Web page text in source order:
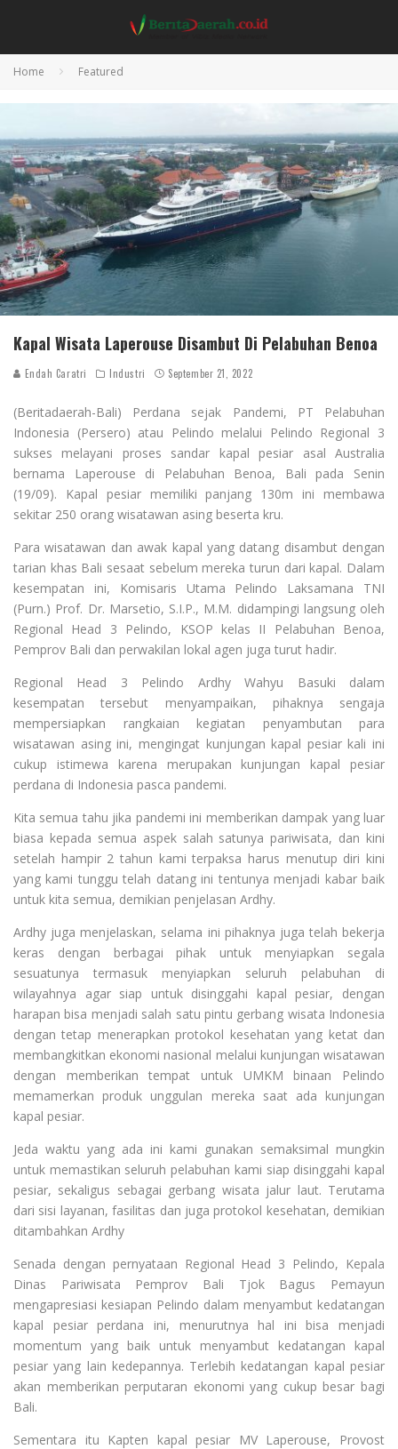
Home Featured
Kapal Wisata Laperouse Disambut Di Pelabuhan Benoa
Endah Caratri Industri September 21, 2022
(Beritadaerah-Bali) Perdana sejak Pandemi, PT Pelabuhan
Indonesia (Persero) atau Pelindo melalui Pelindo Regional 3
sukses melayani proses sandar kapal pesiar asal Australia
bernama Laperouse di Pelabuhan Benoa, Bali pada Senin
(19/09). Kapal pesiar memiliki panjang 130m ini membawa
sekitar 250 orang wisatawan asing beserta kru.
Para wisatawan dan awak kapal yang datang disambut dengan
tarian khas Bali sesaat sebelum mereka turun dari kapal. Dalam
kesempatan ini, Komisaris Utama Pelindo Laksamana TNI
(Purn.) Prof. Dr. Marsetio, S.I.P., M.M. didampingi langsung oleh
Regional Head 3 Pelindo, KSOP kelas II Pelabuhan Benoa,
Pemprov Bali dan perwakilan lokal agen juga turut hadir.
Regional Head 3 Pelindo Ardhy Wahyu Basuki dalam
kesempatan tersebut menyampaikan, pihaknya sengaja
mempersiapkan rangkaian kegiatan penyambutan para
wisatawan asing ini, mengingat kunjungan kapal pesiar kali ini
cukup istimewa karena merupakan kunjungan kapal pesiar
perdana di Indonesia pasca pandemi.
Kita semua tahu jika pandemi ini memberikan dampak yang luar
biasa kepada semua aspek salah satunya pariwisata, dan kini
setelah hampir 2 tahun kami terpaksa harus menutup diri kini
yang kami tunggu telah datang ini tentunya menjadi kabar baik
untuk kita semua, demikian penjelasan Ardhy.
Ardhy juga menjelaskan, selama ini pihaknya juga telah bekerja
keras dengan berbagai pihak untuk menyiapkan segala
sesuatunya termasuk menyiapkan seluruh pelabuhan di
wilayahnya agar siap untuk disinggahi kapal pesiar, dengan
harapan bisa menjadi salah satu pintu gerbang wisata Indonesia
dengan tetap menerapkan protokol kesehatan yang ketat dan
membangkitkan ekonomi nasional melalui kunjungan wisatawan
dengan memberikan tempat untuk UMKM binaan Pelindo
memamerkan produk unggulan mereka saat ada kunjungan
kapal pesiar.
Jeda waktu yang ada ini kami gunakan semaksimal mungkin
untuk memastikan seluruh pelabuhan kami siap disinggahi kapal
pesiar, sekaligus sebagai gerbang wisata jalur laut. Terutama
dari sisi layanan, fasilitas dan juga protokol kesehatan, demikian
ditambahkan Ardhy
Senada dengan pernyataan Regional Head 3 Pelindo, Kepala
Dinas Pariwisata Pemprov Bali Tjok Bagus Pemayun
mengapresiasi kesiapan Pelindo dalam menyambut kedatangan
kapal pesiar perdana ini, menurutnya hal ini bisa menjadi
momentum yang baik untuk menyambut kedatangan kapal
pesiar yang lain kedepannya. Terlebih kedatangan kapal pesiar
akan memberikan perputaran ekonomi yang cukup besar bagi
Bali.
Sementara itu Kapten kapal pesiar MV Laperouse, Provost